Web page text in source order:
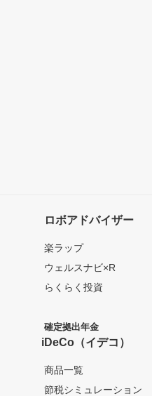
ロボアドバイザー
楽ラップ
ウェルスナビ×R
らくらく投資
確定拠出年金
iDeCo（イデコ）
商品一覧
節税シミュレーション